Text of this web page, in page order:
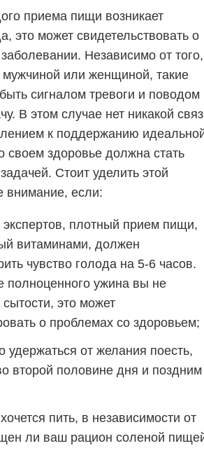
приема пищи возникает
это может свидетельствовать о
Независимо от того,
или женщиной, такие
сигналом тревоги и поводом
В этом случае нет никакой
к поддержанию
своем здоровье должна стать
Стоит уделить этой
внимание, если:
плотный прием пищи,
витаминами, должен
чувство голода на 5-6 часов.
полноценного ужина вы не
сытости, это может
о проблемах со здоровьем;
удержаться от желания поесть,
второй половине дня и поздним
пить, в независимости от
ли ваш рацион соленой